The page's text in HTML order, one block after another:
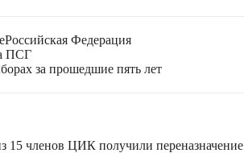
Российская Федерация
ПСГ
за прошедшие пять лет
15 членов ЦИК получили переназначение